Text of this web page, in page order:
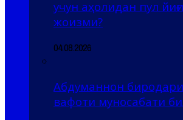
учун аҳолидан пул
жоизми?
04.08.2026
Абдуманнон
вафоти муносабати